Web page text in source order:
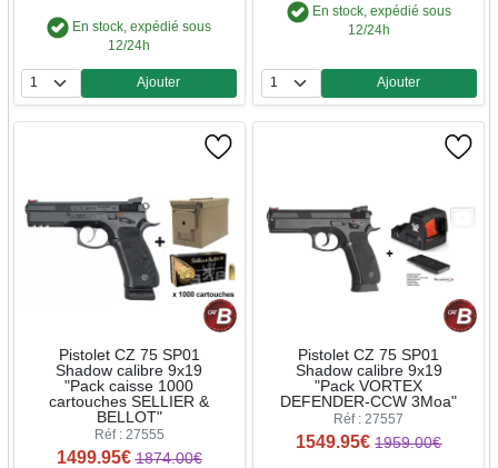
En stock, expédié sous
12/24h
Quantité
Ajouter
En stock, expédié sous
12/24h
Quantité
Ajouter
Pistolet CZ 75 SP01
Shadow calibre 9x19
"Pack caisse 1000
cartouches SELLIER &
BELLOT"
Réf : 27555
1499.95€ 1874.00€
Pistolet CZ 75 SP01
Shadow calibre 9x19
"Pack VORTEX
DEFENDER-CCW 3Moa"
Réf : 27557
1549.95€ 1959.00€